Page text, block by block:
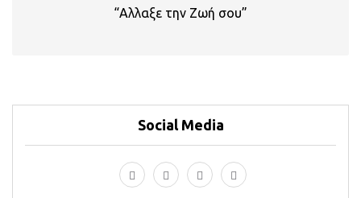
“Αλλαξε την Ζωή σου”
Social Media